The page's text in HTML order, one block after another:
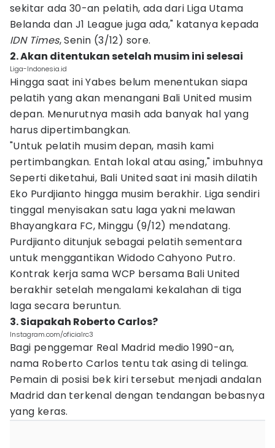
sekitar ada 30-an pelatih, ada dari Liga Utama
Belanda dan J1 League juga ada," katanya kepada
IDN Times, Senin (3/12) sore.
2. Akan ditentukan setelah musim ini selesai
Liga-Indonesia.id
Hingga saat ini Yabes belum menentukan siapa
pelatih yang akan menangani Bali United musim
depan. Menurutnya masih ada banyak hal yang
harus dipertimbangkan.
"Untuk pelatih musim depan, masih kami
pertimbangkan. Entah lokal atau asing," imbuhnya
Seperti diketahui, Bali United saat ini masih dilatih
Eko Purdjianto hingga musim berakhir. Liga sendiri
tinggal menyisakan satu laga yakni melawan
Bhayangkara FC, Minggu (9/12) mendatang.
Purdjianto ditunjuk sebagai pelatih sementara
untuk menggantikan Widodo Cahyono Putro.
Kontrak kerja sama WCP bersama Bali United
berakhir setelah mengalami kekalahan di tiga
laga secara beruntun.
3. Siapakah Roberto Carlos?
Instagram.com/oficialrc3
Bagi penggemar Real Madrid medio 1990-an,
nama Roberto Carlos tentu tak asing di telinga.
Pemain di posisi bek kiri tersebut menjadi andalan
Madrid dan terkenal dengan tendangan bebasnya
yang keras.